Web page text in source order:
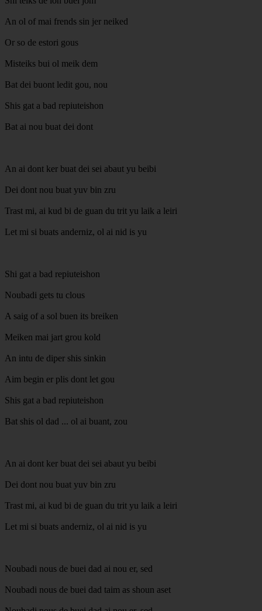
An ol of mai frends sin jer neiked
Or so de estori gous
Misteiks bui ol meik dem
Bat dei buont ledit gou, nou
Shis gat a bad repiuteishon
Bat ai nou buat dei dont
An ai dont ker buat dei sei abaut yu beibi
Dei dont nou buat yuv bin zru
Trast mi, ai kud bi de guan du trit yu laik a leiri
Let mi si buats anderniz, ol ai nid is yu
Shi gat a bad repiuteishon
Noubadi gets tu clous
A saig of a sol buen its breiken
Meiken mai jart grou kold
An intu de diper shis sinkin
Aim begin er plis dont let gou
Shis gat a bad repiuteishon
Bat shis ol dad ... ol ai buant, zou
An ai dont ker buat dei sei abaut yu beibi
Dei dont nou buat yuv bin zru
Trast mi, ai kud bi de guan du trit yu laik a leiri
Let mi si buats anderniz, ol ai nid is yu
Noubadi nous de buei dad ai nou er, sed
Noubadi nous de buei dad taim as shoun aset